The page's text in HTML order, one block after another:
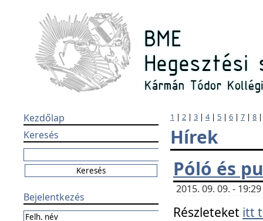
Kezdőlap
Keresés
Bejelentkezés
1 | 2 | 3 | 4| 5 | 6 | 7 | 8
Hírek
Póló és
2015. 09. 09. -
Részleteket itt